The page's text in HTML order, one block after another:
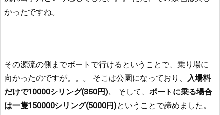
かったですね。
その源流の側までボートで行けるということで、乗り場に
向かったのですが。。。
そこは公園になっており、 入場料
だけで10000シリング(350円)。 そして、 ボートに乗る場合
は一隻150000シリング(5000円)ということで諦めました。